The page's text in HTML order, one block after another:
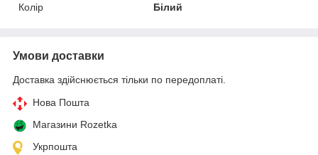
Колір
Білий
Умови доставки
Доставка здійснюється тільки по передоплаті.
Нова Пошта
Магазини Rozetka
Укрпошта